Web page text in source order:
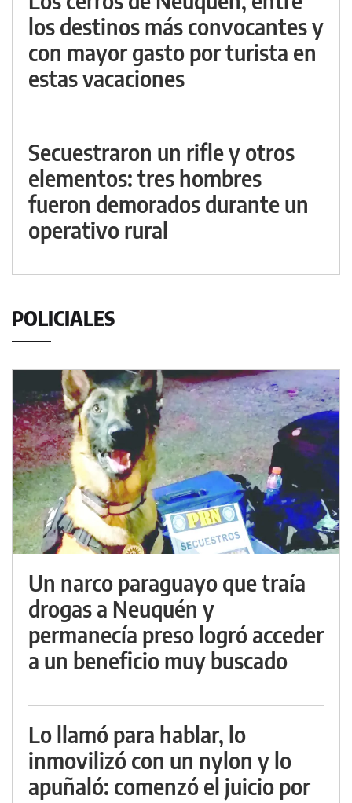
los destinos más convocantes y
con mayor gasto por turista en
estas vacaciones
Secuestraron un rifle y otros
elementos: tres hombres
fueron demorados durante un
operativo rural
POLICIALES
Un narco paraguayo que traía
drogas a Neuquén y
permanecía preso logró acceder
a un beneficio muy buscado
Lo llamó para hablar, lo
inmovilizó con un nylon y lo
apuñaló: comenzó el juicio por